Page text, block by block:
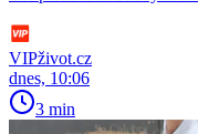
VIPživot.cz
dnes, 10:06
3 min